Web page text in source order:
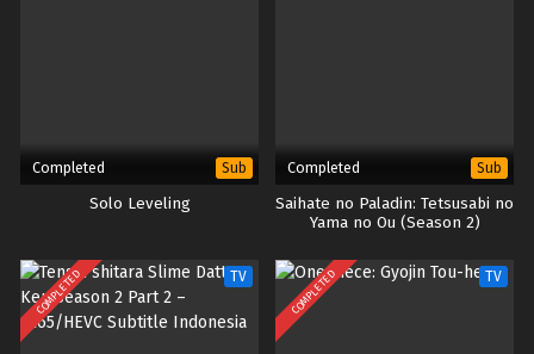
Completed Sub
Solo Leveling
Completed Sub
Saihate no Paladin: Tetsusabi no
Yama no Ou (Season 2)
COMPLETED TV COMPLETED TV